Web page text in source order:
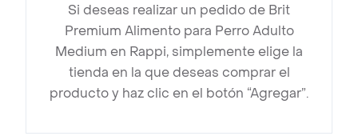
Si deseas realizar un pedido de Brit
Premium Alimento para Perro Adulto
Medium en Rappi, simplemente elige la
tienda en la que deseas comprar el
producto y haz clic en el botón “Agregar”.